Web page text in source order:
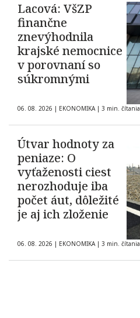
Lacová: VšZP
finančne
znevýhodnila
krajské nemocnice
v porovnaní so
súkromnými
06. 08. 2026 | EKONOMIKA | 3 min. čítania
Útvar hodnoty za
peniaze: O
vyťaženosti ciest
nerozhoduje iba
počet áut, dôležité
je aj ich zloženie
06. 08. 2026 | EKONOMIKA | 3 min. čítania